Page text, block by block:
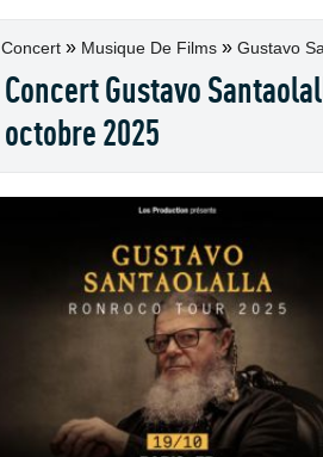
Concert » Musique De Films » Gustavo
Concert Gustavo
octobre 2025